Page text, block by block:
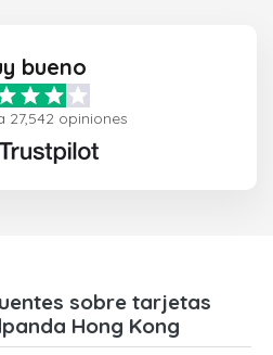
bueno
27,542 opiniones
sobre tarjetas
Hong Kong